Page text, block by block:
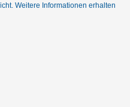
Weitere Informationen erhalten